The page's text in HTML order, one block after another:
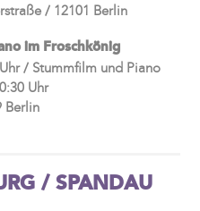
/ 12101 Berlin
im Froschkönig
/ Stummfilm und Piano
Uhr
Berlin
/ SPANDAU